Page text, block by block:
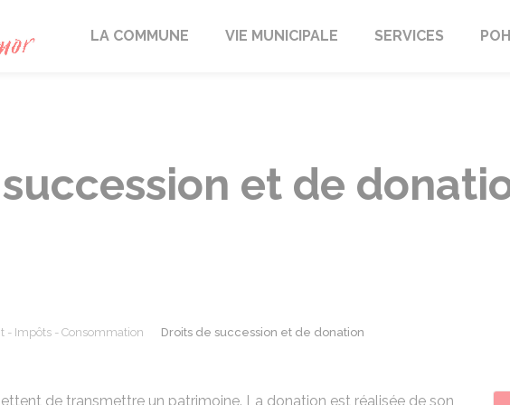
TréoganLA COMMUNE VIE MUNICIPALE SERVICES
et de
- Impôts - Consommation Droits de succession et de donation
de transmettre un patrimoine. La donation est réalisée de son